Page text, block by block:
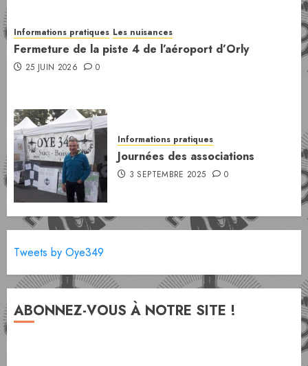
Informations pratiques Les nuisances
Fermeture de la piste 4 de l’aéroport d’Orly
25 JUIN 2026 0
Informations pratiques
Journées des associations
3 SEPTEMBRE 2025 0
Tweets by Oye349
ABONNEZ-VOUS À NOTRE SITE !